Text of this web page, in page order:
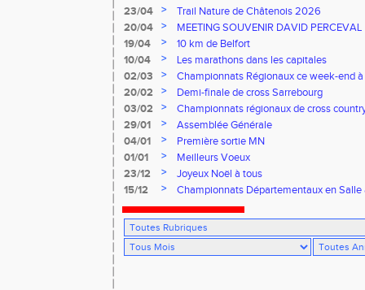
23/04
>
Trail Nature de Châtenois 2026
20/04
>
MEETING SOUVENIR DAVID PERCEVAL
19/04
>
10 km de Belfort
10/04
>
Les marathons dans les capitales
02/03
>
Championnats Régionaux ce week-end
20/02
>
Demi-finale de cross Sarrebourg
03/02
>
Championnats régionaux de cross
29/01
>
Assemblée Générale
04/01
>
Première sortie MN
01/01
>
Meilleurs Voeux
23/12
>
Joyeux Noël à tous
15/12
> Championnats Départementaux en Salle